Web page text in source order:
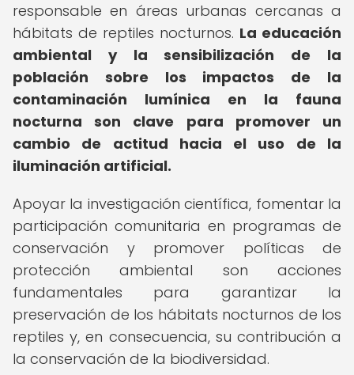
responsable en áreas urbanas cercanas a
hábitats de reptiles nocturnos. La educación
ambiental y la sensibilización de la
población sobre los impactos de la
contaminación lumínica en la fauna
nocturna son clave para promover un
cambio de actitud hacia el uso de la
iluminación artificial.
Apoyar la investigación científica, fomentar la
participación comunitaria en programas de
conservación y promover políticas de
protección ambiental son acciones
fundamentales para garantizar la
preservación de los hábitats nocturnos de los
reptiles y, en consecuencia, su contribución a
la conservación de la biodiversidad.